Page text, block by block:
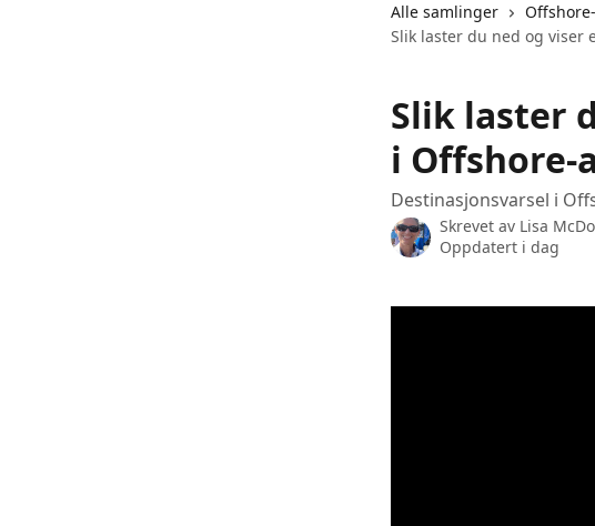
Alle samlinger
Slik laster du ned og viser
Slik laster
i Offshore-
Destinasjonsvarsel i
Skrevet av Lisa
Oppdatert i dag